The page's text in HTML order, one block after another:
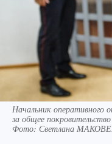
Начальник оперативного
за общее
Фото: Светлана